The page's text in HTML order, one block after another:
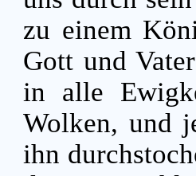
zu einem
Gott und
in alle
Wolken, und
ihn